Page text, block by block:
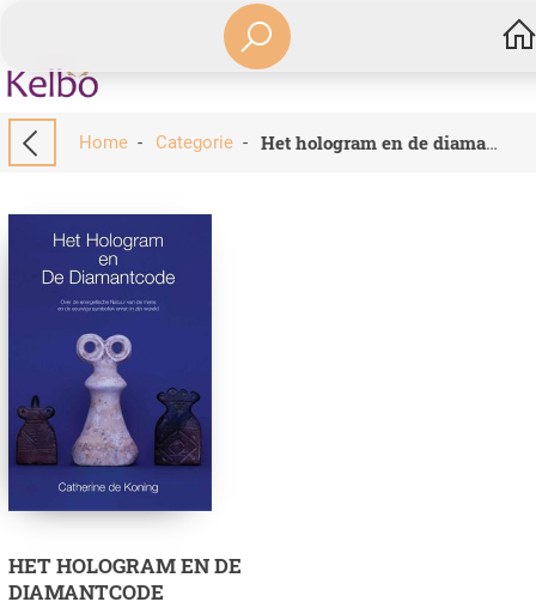
Home- Categorie- Het hologram en de diamantcode
HET HOLOGRAM EN DE
DIAMANTCODE